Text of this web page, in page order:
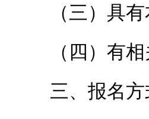
（三）具
（四）有
三、报名方